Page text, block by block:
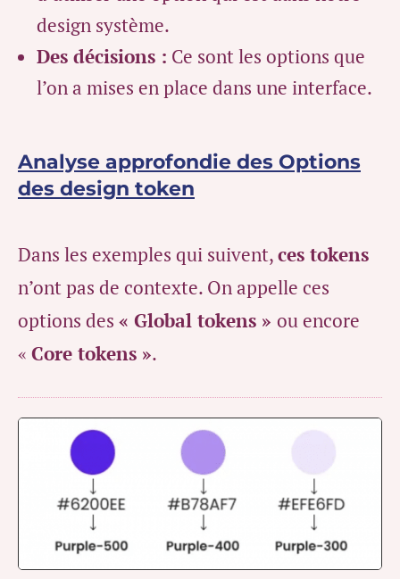
design système.
Des décisions : Ce sont les options que
l’on a mises en place dans une interface.
Analyse approfondie des Options
des design token
Dans les exemples qui suivent,ces tokens
n’ont pas de contexte. On appelle ces
options des « Global tokens » ou encore
« Core tokens ».